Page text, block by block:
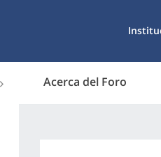
Acerca del Foro